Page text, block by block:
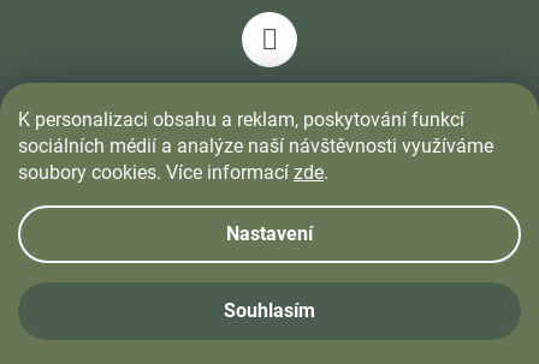
K personalizaci obsahu a reklam, poskytování funkcí
sociálních médií a analýze naší návštěvnosti využíváme
soubory cookies. Více informací zde.
Nastavení
Souhlasím
FOR KIDS . Všechna práva vyhrazena.
nastavení cookies